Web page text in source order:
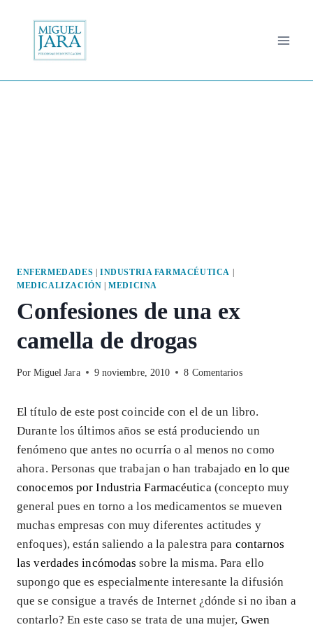
contenido
ENFERMEDADES INDUSTRIA FARMACÉUTICA
MEDICALIZACIÓN |MEDICINA
Confesiones de una ex
camella de drogas
Por Miguel Jara 9 noviembre, 2010 8 Comentarios
El título de este post coincide con el de un libro.
Durante los últimos años se está produciendo un
fenómeno que antes no ocurría o al menos no como
ahora. Personas que trabajan o han trabajado en lo que
conocemos por Industria Farmacéutica (concepto muy
general pues en torno a los medicamentos se mueven
muchas empresas con muy diferentes actitudes y
enfoques), están saliendo a la palestra para contarnos
las verdades incómodassobre la misma. Para ello
supongo que es especialmente interesante la difusión
que se consigue a través de Internet ¿dónde si no iban a
contarlo? En este caso se trata de una mujer, Gwen